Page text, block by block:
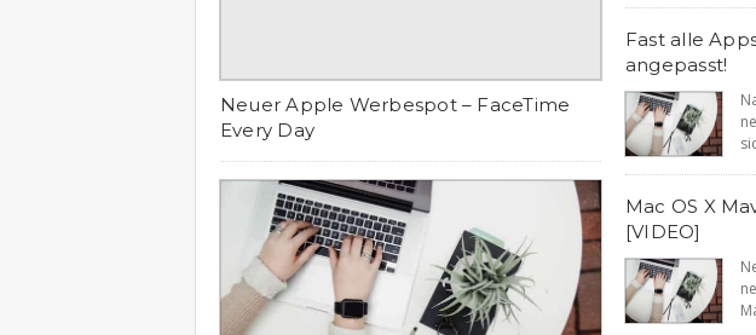
Neuer Apple Werbespot – FaceTime
Every Day
Fast alle
angepasst!
Mac OS X
[VIDEO]